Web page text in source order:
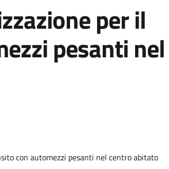
per il
pesanti nel
con automezzi pesanti nel centro abitato